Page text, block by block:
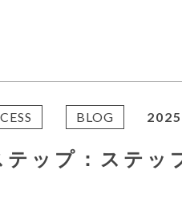
BLOG
ップ：ステッ